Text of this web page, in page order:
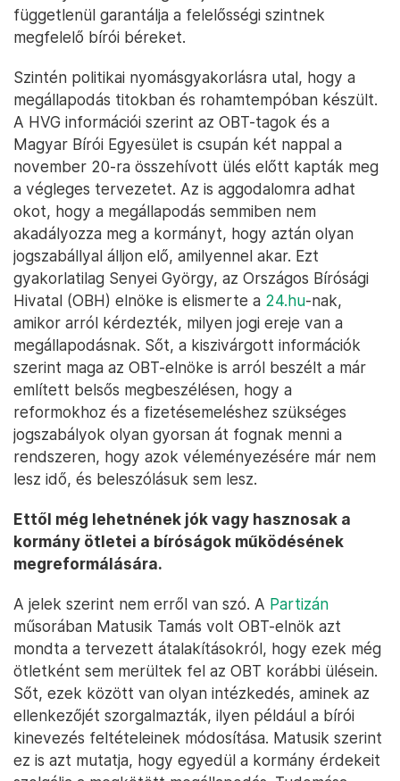
függetlenül garantálja a felelősségi szintnek
megfelelő bírói béreket.
Szintén politikai nyomásgyakorlásra utal, hogy a
megállapodás titokban és rohamtempóban készült.
A HVG információi szerint az OBT-tagok és a
Magyar Bírói Egyesület is csupán két nappal a
november 20-ra összehívott ülés előtt kapták meg
a végleges tervezetet. Az is aggodalomra adhat
okot, hogy a megállapodás semmiben nem
akadályozza meg a kormányt, hogy aztán olyan
jogszabállyal álljon elő, amilyennel akar. Ezt
gyakorlatilag Senyei György, az Országos Bírósági
Hivatal (OBH) elnöke is elismerte a 24.hu-nak,
amikor arról kérdezték, milyen jogi ereje van a
megállapodásnak. Sőt, a kiszivárgott információk
szerint maga az OBT-elnöke is arról beszélt a már
említett belsős megbeszélésen, hogy a
reformokhoz és a fizetésemeléshez szükséges
jogszabályok olyan gyorsan át fognak menni a
rendszeren, hogy azok véleményezésére már nem
lesz idő, és beleszólásuk sem lesz.
Ettől még lehetnének jók vagy hasznosak a
kormány ötletei a bíróságok működésének
megreformálására.
A jelek szerint nem erről van szó. A Partizán
műsorában Matusik Tamás volt OBT-elnök azt
mondta a tervezett átalakításokról, hogy ezek még
ötletként sem merültek fel az OBT korábbi ülésein.
Sőt, ezek között van olyan intézkedés, aminek az
ellenkezőjét szorgalmazták, ilyen például a bírói
kinevezés feltételeinek módosítása. Matusik szerint
ez is azt mutatja, hogy egyedül a kormány érdekeit